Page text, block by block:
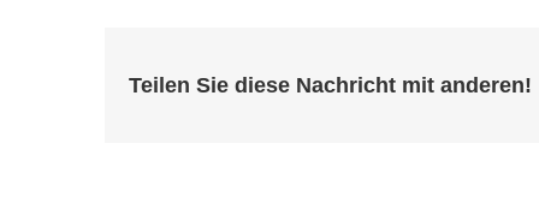
Teilen Sie diese Nachricht mit anderen!